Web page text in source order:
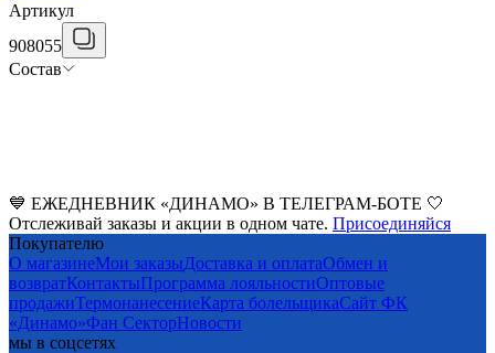
Артикул
908055
Состав
💙 ЕЖЕДНЕВНИК «ДИНАМО» В ТЕЛЕГРАМ-БОТЕ 🤍
Отслеживай заказы и акции в одном чате. Присоединяйся
Покупателю
О магазинеМои заказыДоставка и оплатаОбмен и
возвратКонтактыПрограмма лояльностиОптовые
продажиТермонанесениеКарта болельщикаСайт ФК
«Динамо»Фан CекторНовости
мы в соцсетях